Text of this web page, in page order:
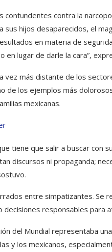
contundentes contra la
hijos desaparecidos, el
en materia de
lugar de darle la cara”,
vez más distante de los
de los ejemplos más
mexicanas.
tiene que salir a buscar con
discursos ni propaganda;
entre simpatizantes. Se
responsables para
del Mundial representaba
y los mexicanos,